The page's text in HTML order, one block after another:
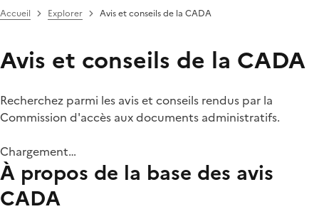
Accueil Explorer Avis et conseils de la CADA
Avis et conseils de la CADA
Recherchez parmi les avis et conseils rendus par la
Commission d'accès aux documents administratifs.
Chargement…
À propos de la base des avis
CADA